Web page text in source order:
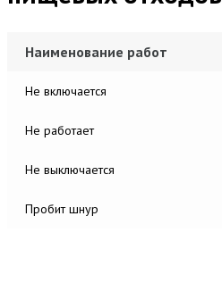
Наименование работ
Не включается
Не работает
Не выключается
Пробит шнур